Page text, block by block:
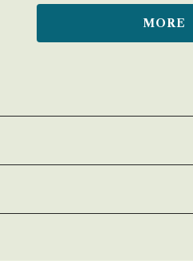
適量を手に取り、髪になじませ
シーズンで使用できる万能か
MORE